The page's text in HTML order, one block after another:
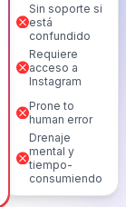
Sin soporte si
está
confundido
Requiere
acceso a
Instagram
Prone to
human error
Drenaje
mental y
tiempo-
consumiendo